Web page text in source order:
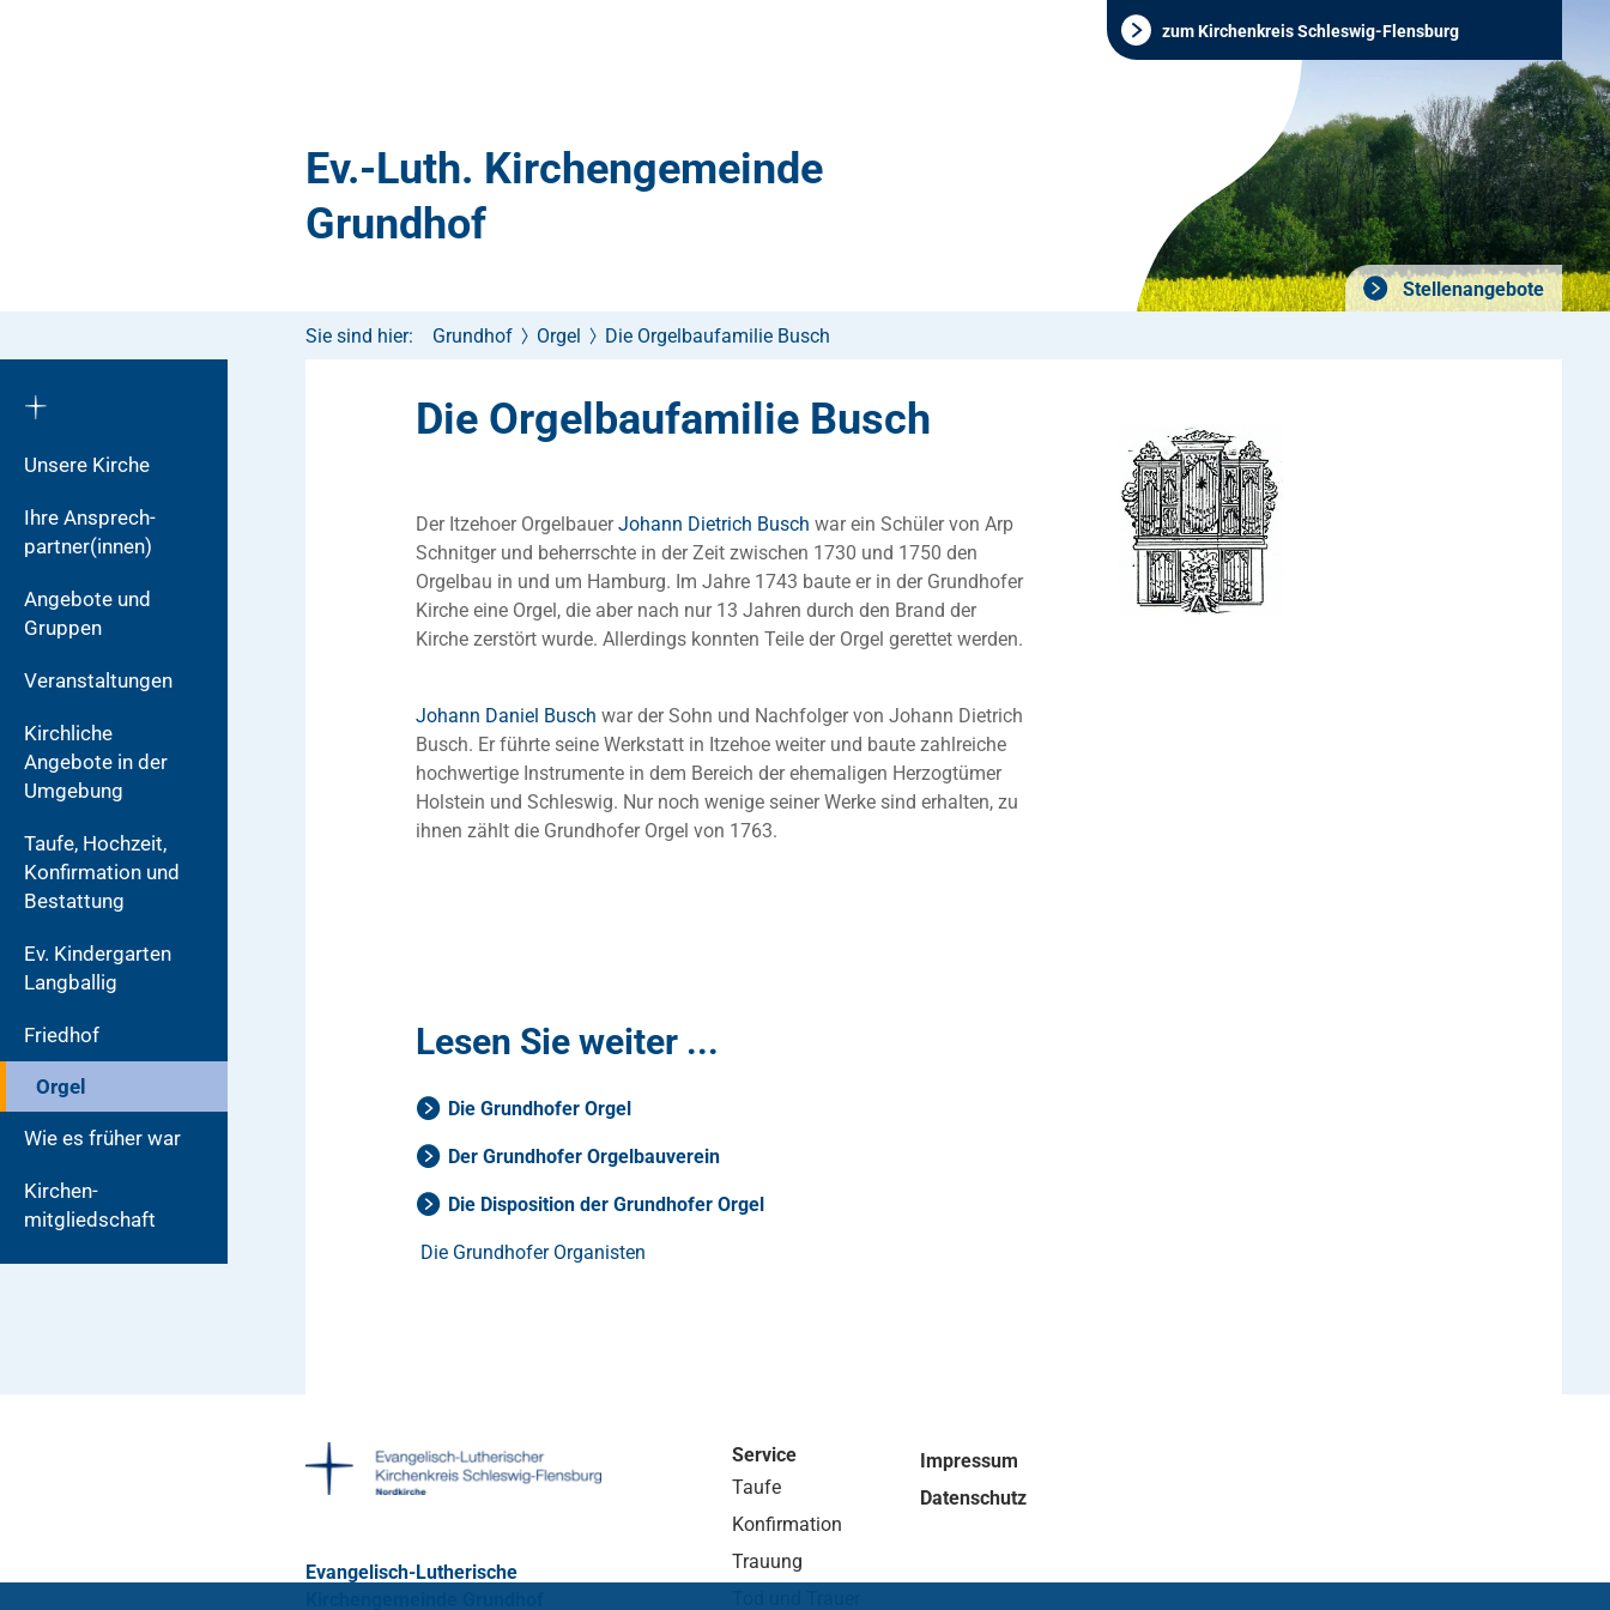
zum Kirchenkreis Schleswig-Flensburg
Ev.-Luth. Kirchengemeinde
Grundhof
Stellenangebote
Unsere Kirche
Ihre Ansprech-
partner(innen)
Angebote und
Gruppen
Veranstaltungen
Kirchliche
Angebote in der
Umgebung
Taufe, Hochzeit,
Konfirmation und
Bestattung
Ev. Kindergarten
Langballig
Friedhof
Orgel
Wie es früher war
Kirchen­
mitgliedschaft
Sie sind hier: Grundhof Orgel Die Orgelbaufamilie Busch
Die Orgelbaufamilie Busch
Der Itzehoer OrgelbauerJohann Dietrich Busch war ein Schüler von Arp
Schnitger und beherrschte in der Zeit zwischen 1730 und 1750 den
Orgelbau in und um Hamburg. Im Jahre 1743 baute er in der Grundhofer
Kirche eine Orgel, die aber nach nur 13 Jahren durch den Brand der
Kirche zerstört wurde. Allerdings konnten Teile der Orgel gerettet werden.
Johann Daniel Busch war der Sohn und Nachfolger von Johann Dietrich
Busch. Er führte seine Werkstatt in Itzehoe weiter und baute zahlreiche
hochwertige Instrumente in dem Bereich der ehemaligen Herzogtümer
Holstein und Schleswig. Nur noch wenige seiner Werke sind erhalten, zu
ihnen zählt die Grundhofer Orgel von 1763.
Lesen Sie weiter ...
Die Grundhofer Orgel
Der Grundhofer Orgelbauverein
Die Disposition der Grundhofer Orgel
Die Grundhofer Organisten
Evangelisch-Lutherische
Service
Taufe
Konfirmation
Trauung
Impressum
Datenschutz